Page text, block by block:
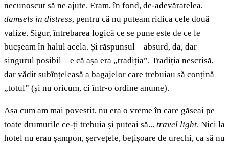
necunoscut să ne ajute. Eram, în fond, de-adevăratelea,
damsels in distress, pentru că nu puteam ridica cele două
valize. Sigur, întrebarea logică ce se pune este de ce le
bucșeam în halul acela. Și răspunsul – absurd, da, dar
singurul posibil – e că așa era „tradiția”. Tradiția nescrisă,
dar vădit subînțeleasă a bagajelor care trebuiau să conțină
„totul” (și nu oricum, ci într-o ordine anume).
Așa cum am mai povestit, nu era o vreme în care găseai pe
toate drumurile ce-ți trebuia și puteai să... travel light. Nici la
hotel nu erau șampon, șervețele, bețișoare de urechi, ca să nu